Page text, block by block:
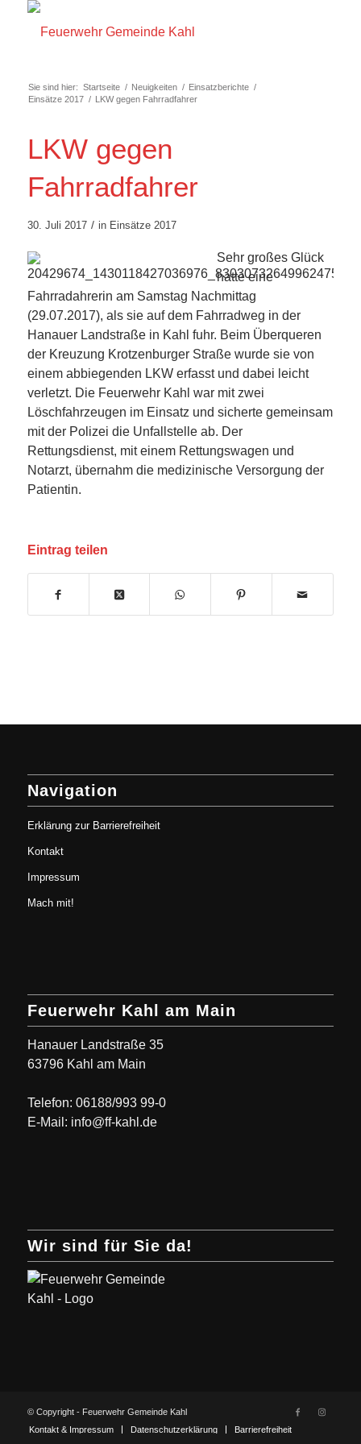
Sie sind hier: Startseite / Neuigkeiten / Einsatzberichte /
Einsätze 2017 / LKW gegen Fahrradfahrer
LKW gegen
Fahrradfahrer
30. Juli 2017 / in Einsätze 2017
Sehr großes Glück
hatte eine
Fahrradahrerin am Samstag Nachmittag
(29.07.2017), als sie auf dem Fahrradweg in der
Hanauer Landstraße in Kahl fuhr. Beim Überqueren
der Kreuzung Krotzenburger Straße wurde sie von
einem abbiegenden LKW erfasst und dabei leicht
verletzt. Die Feuerwehr Kahl war mit zwei
Löschfahrzeugen im Einsatz und sicherte gemeinsam
mit der Polizei die Unfallstelle ab. Der
Rettungsdienst, mit einem Rettungswagen und
Notarzt, übernahm die medizinische Versorgung der
Patientin.
Eintrag teilen
Navigation
Erklärung zur Barrierefreiheit
Kontakt
Impressum
Mach mit!
Feuerwehr Kahl am Main
Hanauer Landstraße 35
63796 Kahl am Main
Telefon: 06188/993 99-0
E-Mail: info@ff-kahl.de
Wir sind für Sie da!
© Copyright - Feuerwehr Gemeinde Kahl
Kontakt & Impressum
Datenschutzerklärung Barrierefreiheit